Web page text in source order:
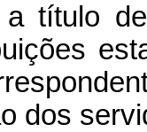
título
dos